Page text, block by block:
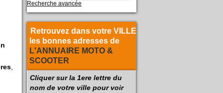
Recherche avancée
Retrouvez dans votre VILLE
les bonnes adresses de
L'ANNUAIRE MOTO &
SCOOTER
Cliquer sur la 1ere lettre du
nom de votre ville pour voir